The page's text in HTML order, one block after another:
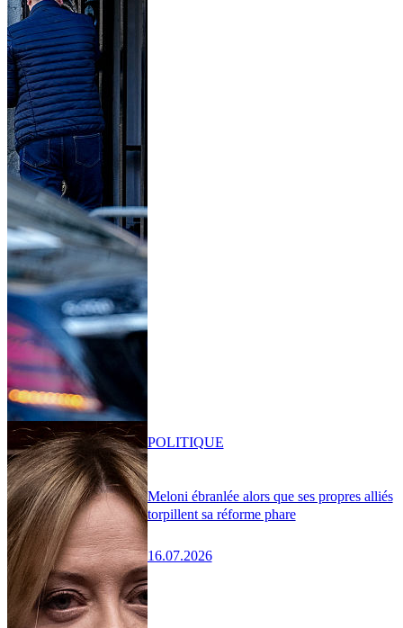
Meloni ébranlée alors que ses propres alliés
torpillent sa réforme phare
16.07.2026
POLITIQUE